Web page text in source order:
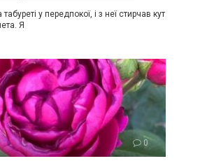
у передпокої, і з неї стирчав кут
Я
0